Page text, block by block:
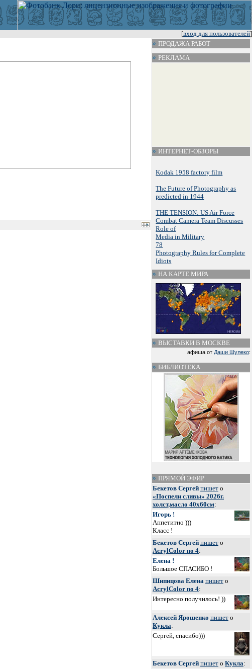
[вход для пользователей]
ПРОДАЖА РАБОТ
РЕКЛАМА
ИНТЕРНЕТ-ОБЗОРЫ
Kodak 1958 factory film
The Future of Photography as
predicted in 1944
THE TENSION: US Air Force
Combat Camera Team Discusses
Role of
Media in Military
78
Photography Rules for Complete
Idiots
НА КАРТЕ МИРА
ВЫСТАВКИ В МОСКВЕ
афиша от Даши Шулеко:
БИБЛИОТЕКА
ПРЯМОЙ ЭФИР
Бекетов Сергей пишет о
«Поспели сливы» 2026г.
холст,масло 40х60см:
Игорь !
Аппетитно )))
Класс !
Бекетов Сергей пишет о
AcrylColor no 4:
Елена !
Большое СПАСИБО !
Шипицова Елена пишет о
AcrylColor no 4:
Интересно получилось! ))
Алексей Ярошенко пишет о
Кукла:
Сергей, спасибо)))
Бекетов Сергей пишет о Кукла: